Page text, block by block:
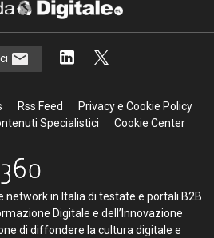
Rss Feed
Privacy e Cookie Policy
Specialistici
Cookie Center
network in Italia di testate e portali B2B
Digitale e dell’Innovazione
di diffondere la cultura digitale e